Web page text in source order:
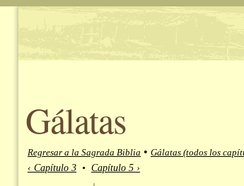
Gálatas
Regresar a la Sagrada Biblia • Gálatas (todos los
‹ Capítulo 3 • Capítulo 5 ›